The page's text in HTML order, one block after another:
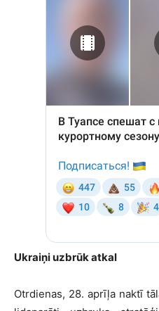
Ukraiņi uzbrūk atkal
Otrdienas, 28. aprīļa naktī